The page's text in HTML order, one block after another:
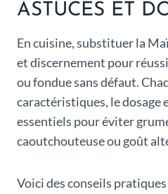
ASTUCES ET
En cuisine, substituer la
et discernement pour
ou fondue sans défaut.
caractéristiques, le dosage
essentiels pour éviter
caoutchouteuse ou goût
Voici des conseils